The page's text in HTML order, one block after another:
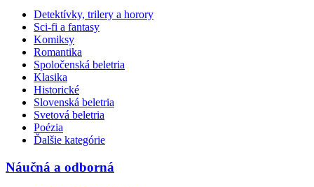
Detektívky, trilery a horory
Sci-fi a fantasy
Komiksy
Romantika
Spoločenská beletria
Klasika
Historické
Slovenská beletria
Svetová beletria
Poézia
Ďalšie kategórie
Náučná a odborná